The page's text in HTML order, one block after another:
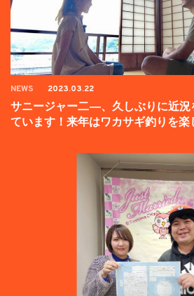
NEWS 2023.03.22
サニージャー二―、久しぶりに近況
ています！来年はワカサギ釣りを楽